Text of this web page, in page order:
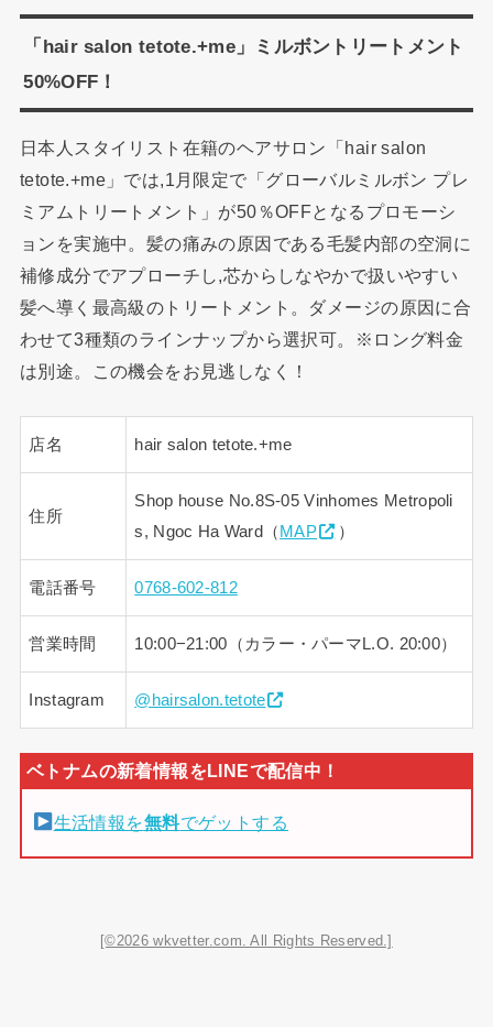
「hair salon tetote.+me」ミルボントリートメント
50%OFF！
日本人スタイリスト在籍のヘアサロン「hair salon
tetote.+me」では,1月限定で「グローバルミルボン プレ
ミアムトリートメント」が50％OFFとなるプロモーシ
ョンを実施中。髪の痛みの原因である毛髪内部の空洞に
補修成分でアプローチし,芯からしなやかで扱いやすい
髪へ導く最高級のトリートメント。ダメージの原因に合
わせて3種類のラインナップから選択可。※ロング料金
は別途。この機会をお見逃しなく！
店名 hair salon tetote.+me
住所
Shop house No.8S-05 Vinhomes Metropoli
s, Ngoc Ha Ward（ MAP ）
電話番号 0768-602-812
営業時間 10:00−21:00（カラー・パーマL.O. 20:00）
Instagram @hairsalon.tetote
生活情報を無料でゲットする
[©2026 wkvetter.com. All Rights Reserved.]